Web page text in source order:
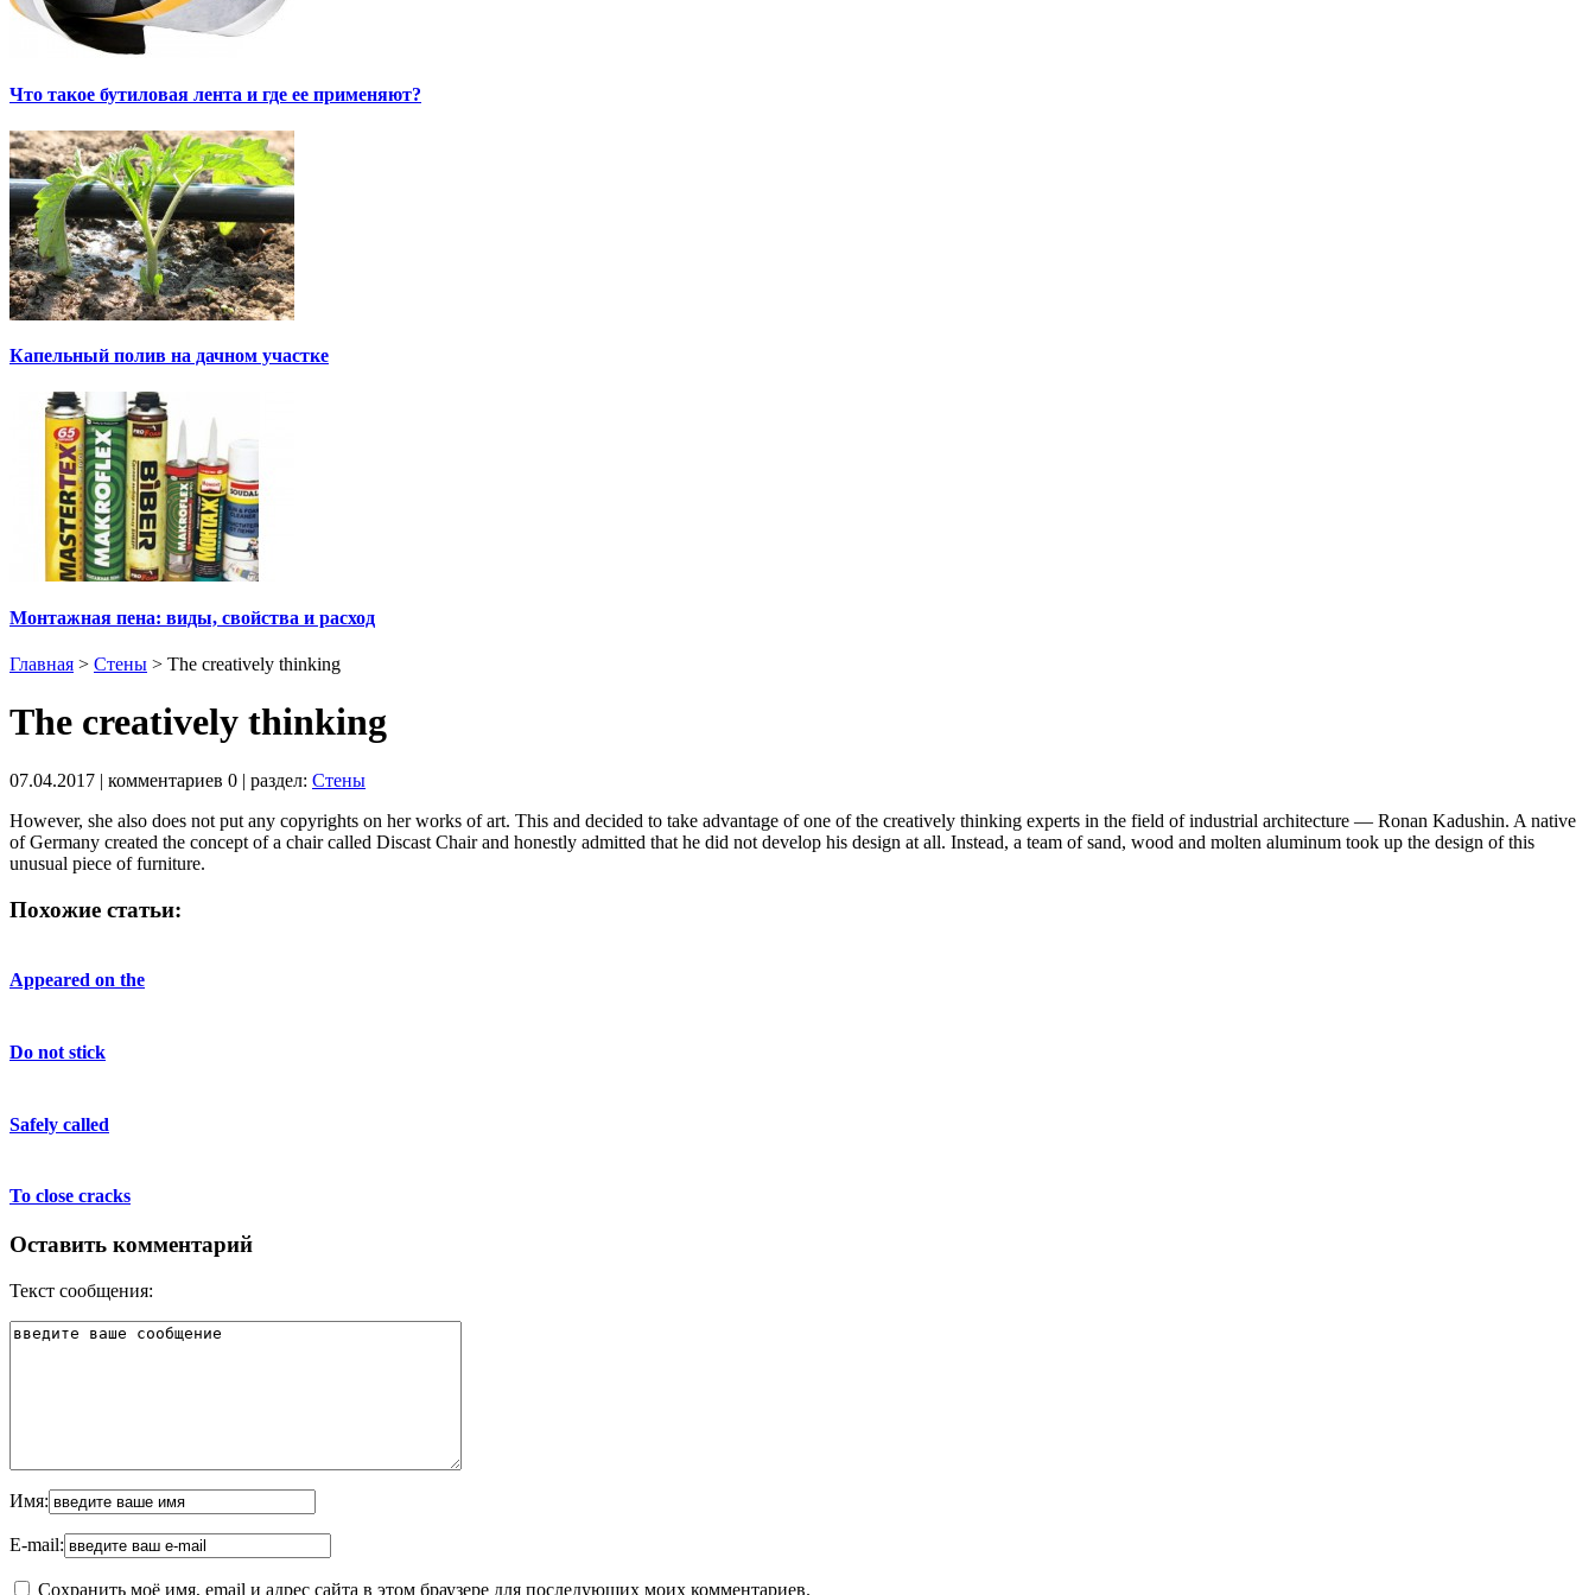
Что такое бутиловая лента и где ее применяют?
Капельный полив на дачном участке
Монтажная пена: виды, свойства и расход
Главная > Стены > The creatively thinking
The creatively thinking
07.04.2017 | комментариев 0 | раздел: Стены
However, she also does not put any copyrights on her works of art. This and decided to take advantage of one of the creatively thinking experts in the field of industrial architecture — Ronan Kadushin. A native
of Germany created the concept of a chair called Discast Chair and honestly admitted that he did not develop his design at all. Instead, a team of sand, wood and molten aluminum took up the design of this
unusual piece of furniture.
Похожие статьи:
Appeared on the
Do not stick
Safely called
To close cracks
Оставить комментарий
Текст сообщения:
Имя:
E-mail:
Сохранить моё имя, email и адрес сайта в этом браузере для последующих моих комментариев.